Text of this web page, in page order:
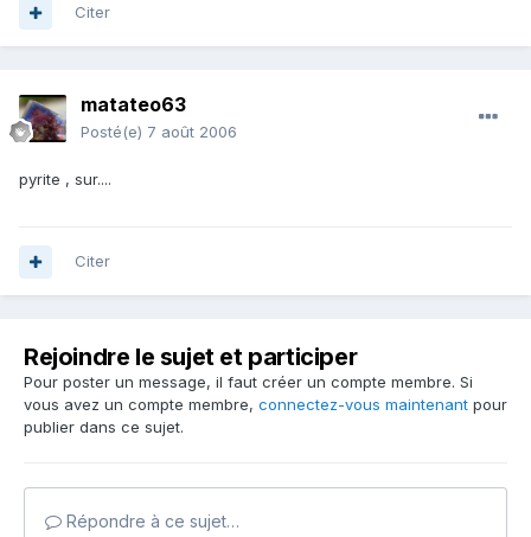
Citer
matateo63
Posté(e) 7 août 2006
pyrite , sur....
Citer
Rejoindre le sujet et participer
Pour poster un message, il faut créer un compte membre. Si
vous avez un compte membre, connectez-vous maintenant pour
publier dans ce sujet.
Répondre à ce sujet…